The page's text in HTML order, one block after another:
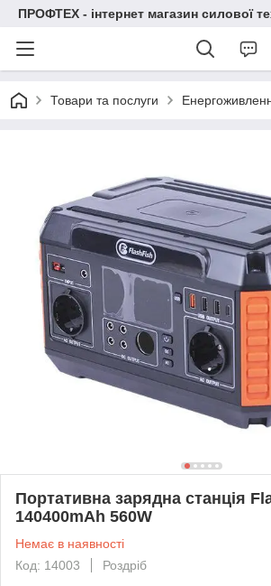
ПРОФТЕХ - інтернет магазин силової
Товари та послуги
Портативна зарядна станція
140400mAh 560W
Немає в наявності
Код: 14003
Роздріб